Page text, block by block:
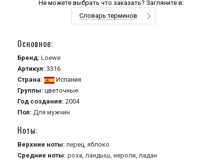
Не можете выбрать что заказать? Загляните в:
Словарь терминов
Основное:
Бренд: Loewe
Артикул: 3316
Страна:
Испания
Группы: цветочные
Год создания: 2004
Пол: Для мужчин
Ноты:
Верхние ноты: перец, яблоко
Средние ноты: роза, ландыш, нероли, ладан